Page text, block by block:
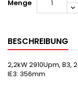
Menge
BESCHREIBUNG
2,2kW 2910Upm,
IE3: 356mm